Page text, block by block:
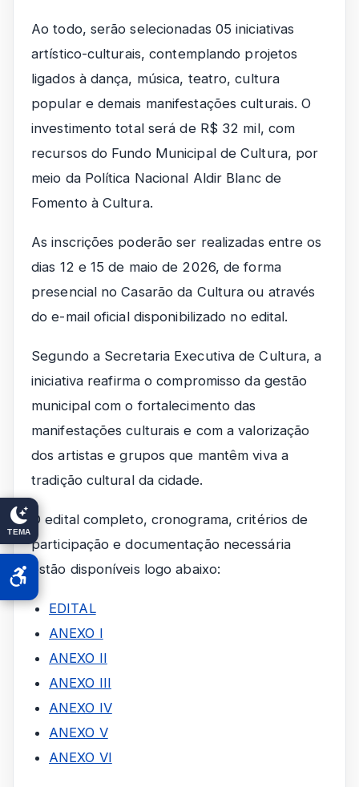
TEMA
Ao todo, serão selecionadas 05 iniciativas
artístico-culturais, contemplando projetos
ligados à dança, música, teatro, cultura
popular e demais manifestações culturais. O
investimento total será de R$ 32 mil, com
recursos do Fundo Municipal de Cultura, por
meio da Política Nacional Aldir Blanc de
Fomento à Cultura.
As inscrições poderão ser realizadas entre os
dias 12 e 15 de maio de 2026, de forma
presencial no Casarão da Cultura ou através
do e-mail oficial disponibilizado no edital.
Segundo a Secretaria Executiva de Cultura, a
iniciativa reafirma o compromisso da gestão
municipal com o fortalecimento das
manifestações culturais e com a valorização
dos artistas e grupos que mantêm viva a
tradição cultural da cidade.
O edital completo, cronograma, critérios de
participação e documentação necessária
estão disponíveis logo abaixo:
EDITAL
ANEXO I
ANEXO II
ANEXO III
ANEXO IV
ANEXO V
ANEXO VI